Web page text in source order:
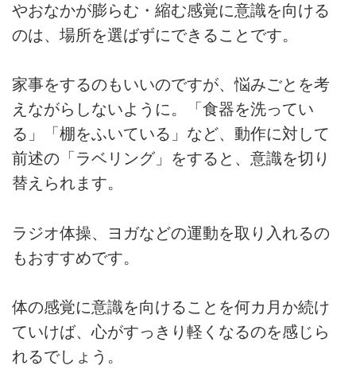
やおなかが膨らむ・縮む感覚に意識を向ける
のは、場所を選ばずにできることです。
家事をするのもいいのですが、悩みごとを考
えながらしないように。「食器を洗ってい
る」「棚をふいている」など、動作に対して
前述の「ラベリング」をすると、意識を切り
替えられます。
ラジオ体操、ヨガなどの運動を取り入れるの
もおすすめです。
体の感覚に意識を向けることを何カ月か続け
ていけば、心がすっきり軽くなるのを感じら
れるでしょう。